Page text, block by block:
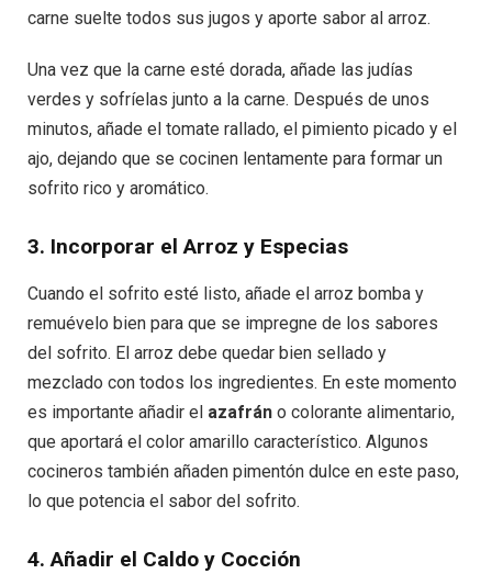
carne suelte todos sus jugos y aporte sabor al arroz.
Una vez que la carne esté dorada, añade las judías
verdes y sofríelas junto a la carne. Después de unos
minutos, añade el tomate rallado, el pimiento picado y el
ajo, dejando que se cocinen lentamente para formar un
sofrito rico y aromático.
3. Incorporar el Arroz y Especias
Cuando el sofrito esté listo, añade el arroz bomba y
remuévelo bien para que se impregne de los sabores
del sofrito. El arroz debe quedar bien sellado y
mezclado con todos los ingredientes. En este momento
es importante añadir el azafrán o colorante alimentario,
que aportará el color amarillo característico. Algunos
cocineros también añaden pimentón dulce en este paso,
lo que potencia el sabor del sofrito.
4. Añadir el Caldo y Cocción